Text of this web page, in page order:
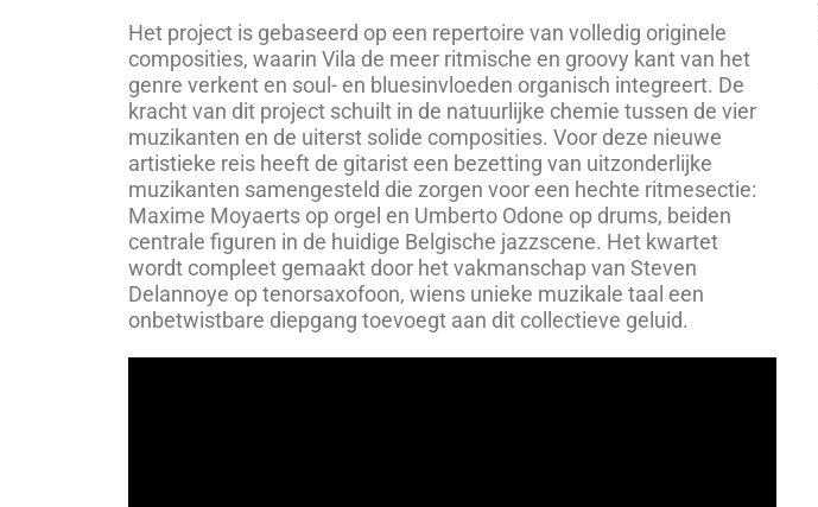
Het project is gebaseerd op een repertoire van volledig originele
composities, waarin Vila de meer ritmische en groovy kant van het
genre verkent en soul- en bluesinvloeden organisch integreert. De
kracht van dit project schuilt in de natuurlijke chemie tussen de vier
muzikanten en de uiterst solide composities. Voor deze nieuwe
artistieke reis heeft de gitarist een bezetting van uitzonderlijke
muzikanten samengesteld die zorgen voor een hechte ritmesectie:
Maxime Moyaerts op orgel en Umberto Odone op drums, beiden
centrale figuren in de huidige Belgische jazzscene. Het kwartet
wordt compleet gemaakt door het vakmanschap van Steven
Delannoye op tenorsaxofoon, wiens unieke muzikale taal een
onbetwistbare diepgang toevoegt aan dit collectieve geluid.